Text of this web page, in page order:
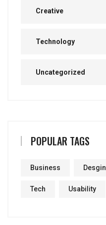
Creative
Technology
Uncategorized
POPULAR TAGS
Business Desgin
Tech Usability